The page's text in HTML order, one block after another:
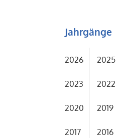
Jahrgänge
2026 2025
2023 2022
2020 2019
2017 2016